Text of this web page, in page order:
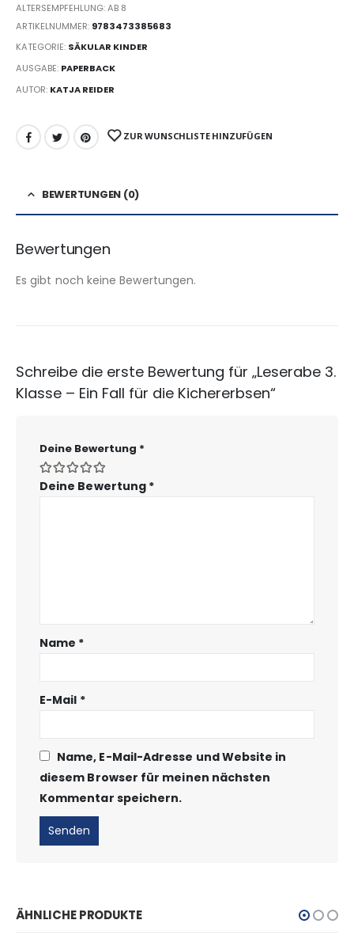
ALTERSEMPFEHLUNG: AB 8
ARTIKELNUMMER: 9783473385683
KATEGORIE: SÄKULAR KINDER
AUSGABE: PAPERBACK
AUTOR: KATJA REIDER
ZUR WUNSCHLISTE HINZUFÜGEN
BEWERTUNGEN (0)
Bewertungen
Es gibt noch keine Bewertungen.
Schreibe die erste Bewertung für „Leserabe 3.
Klasse – Ein Fall für die Kichererbsen“
Deine Bewertung *
Deine Bewertung *
Name *
E-Mail *
Name, E-Mail-Adresse und Website in
diesem Browser für meinen nächsten
Kommentar speichern.
ÄHNLICHE PRODUKTE